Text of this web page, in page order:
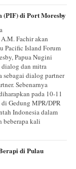
(PIF) di Port Moresby
Fachir akan
Pacific Island Forum
Papua Nugini
dan mitra
sebagai dialog partner
Sebenarnya
pada 10-11
Gedung MPR/DPR
Indonesia dalam
beberapa kali
di Pulau